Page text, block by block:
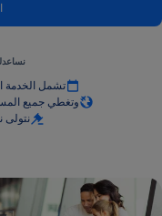
تشمل الخدمة
وتغطي جميع
نتولى